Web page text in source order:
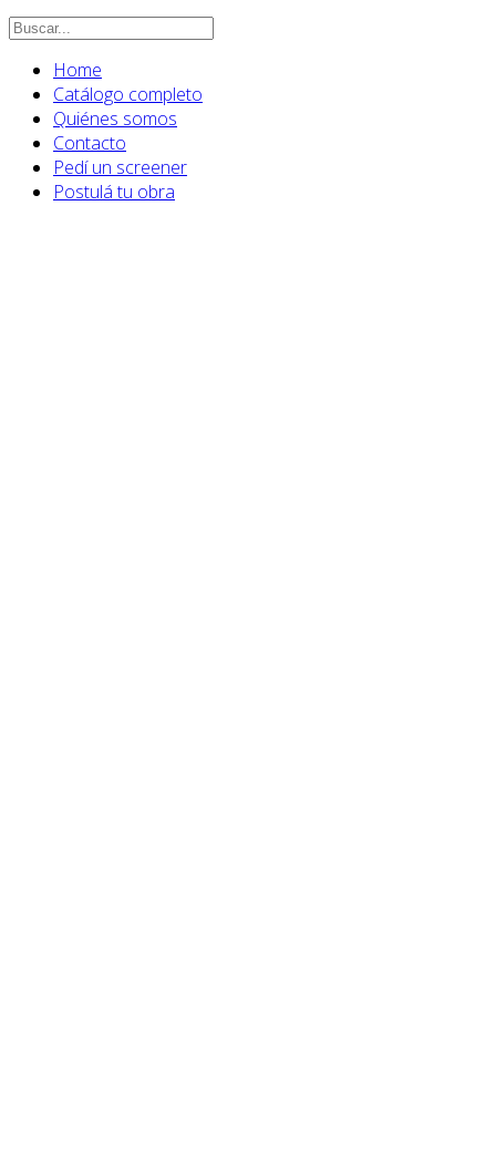
Home
Catálogo completo
Quiénes somos
Contacto
Pedí un screener
Postulá tu obra